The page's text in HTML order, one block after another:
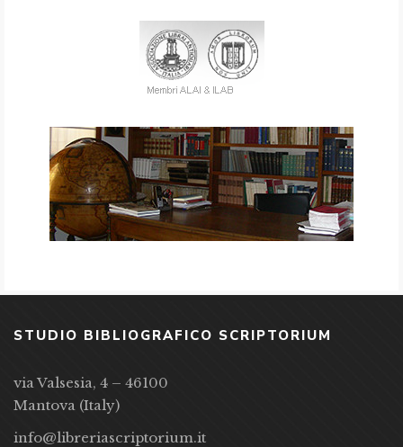
STUDIO BIBLIOGRAFICO SCRIPTORIUM
via Valsesia, 4 – 46100
Mantova (Italy)
info@libreriascriptorium.it